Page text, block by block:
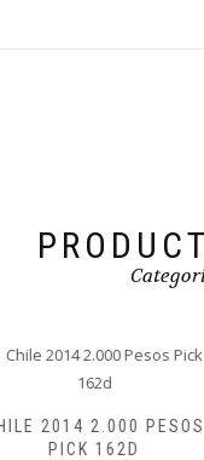
AUSTRIA 2/1/
KRONE PICK 73